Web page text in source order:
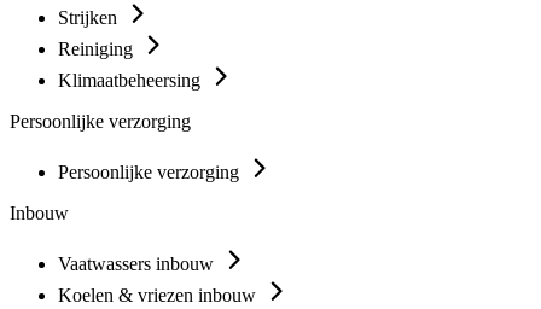
Strijken
Reiniging
Klimaatbeheersing
Persoonlijke verzorging
Persoonlijke verzorging
Inbouw
Vaatwassers inbouw
Koelen & vriezen inbouw